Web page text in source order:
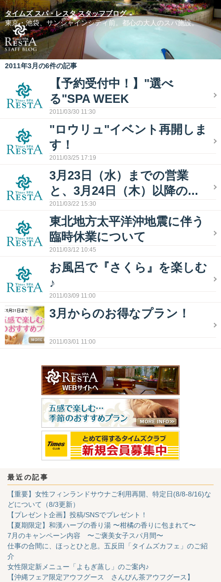
タイムズ スパ・レスタ スタッフブログ
東京・池袋、サンシャインシティ前。都心の大人のスパ施設。
2011年3月の6件の記事
【予約受付中！】"選べ
る"SPA WEEK
2011/03/30 11:30
"ロウリュ"イベント再開しま
す！
2011/03/25 17:19
3月23日（水）までの営業
と、3月24日（木）以降の...
2011/03/22 15:30
東北地方太平洋沖地震に伴う
臨時休業について
2011/03/12 10:45
お風呂で『さくら』を楽しむ
♪
2011/03/09 11:00
3月からのお得なプラン！
2011/03/01 11:00
最近の記事
【重要】女性フィンランドサウナご利用再開、特定日(8/8-8/16)な
どについて（8/3更新）
【プレゼント企画】投稿/SNSでプレゼント！
【夏期限定】和漢ハーブの香り湯 〜柑橘の香りに包まれて〜
7月のキャンペーン内容 〜ご褒美女子スパ月間〜
仕事の合間に、ほっとひと息。五反田「タイムズカフェ」のご紹
介
女性限定新メニュー「よもぎ蒸し」のご案内♪
【沖縄フェア限定アウフグース さんぴん茶アウフグース】